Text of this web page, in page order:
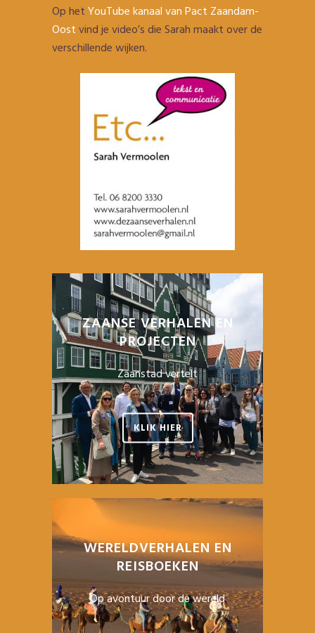
Op hetYouTube kanaal van Pact Zaandam-
Oostvind je video’s die Sarah maakt over de
verschillende wijken.
ZAANSE VERHALEN EN
PROJECTEN
Zaanstad vertelt
KLIK HIER
WERELDVERHALEN EN
REISBOEKEN
Op avontuur door de wereld